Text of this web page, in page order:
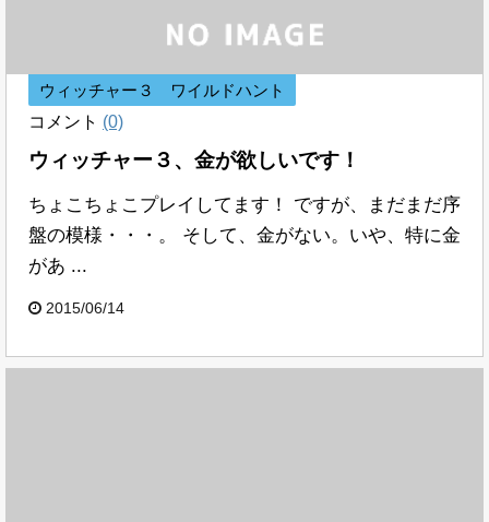
ウィッチャー３ ワイルドハント
コメント (0)
ウィッチャー３、金が欲しいです！
ちょこちょこプレイしてます！ ですが、まだまだ序
盤の模様・・・。 そして、金がない。いや、特に金
があ ...
2015/06/14